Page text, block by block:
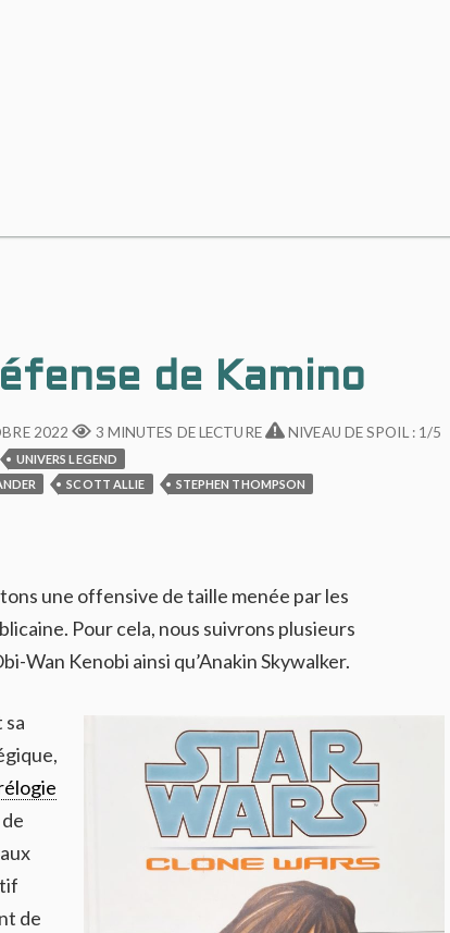
de Kamino
2022 3 MINUTES DE LECTURE
NIVEAU DE SPOIL : 1/5
UNIVERS LEGEND
SCOTT ALLIE
STEPHEN THOMPSON
une offensive de taille menée par les
Pour cela, nous suivrons plusieurs
Wan Kenobi ainsi qu’Anakin Skywalker.
sa
de